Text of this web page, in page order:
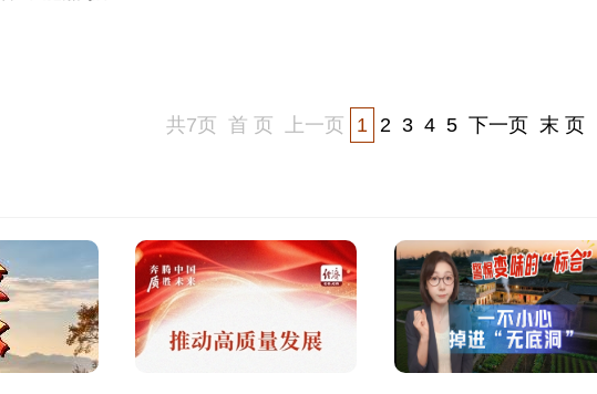
共7页 首 页 上一页 1 2 3 4 5 下一页 末 页